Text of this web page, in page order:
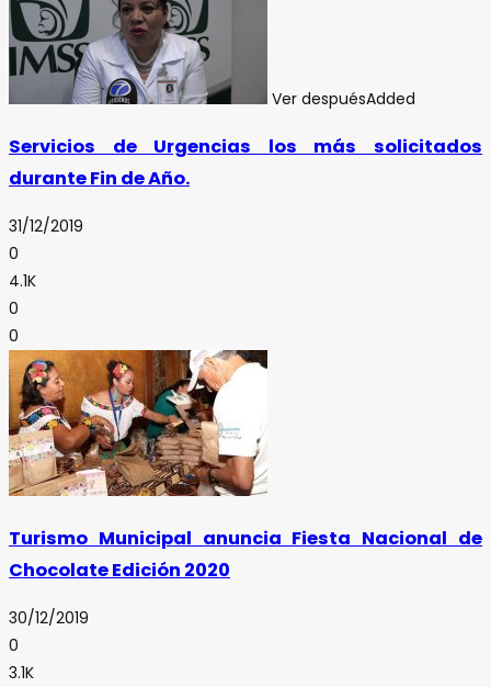
Ver despuésAdded
Servicios de Urgencias los más solicitados
durante Fin de Año.
31/12/2019
0
4.1K
0
0
Turismo Municipal anuncia Fiesta Nacional de
Chocolate Edición 2020
30/12/2019
0
3.1K